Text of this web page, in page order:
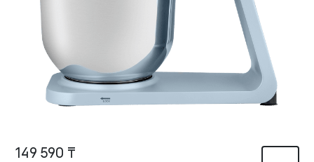
149 590 ₸